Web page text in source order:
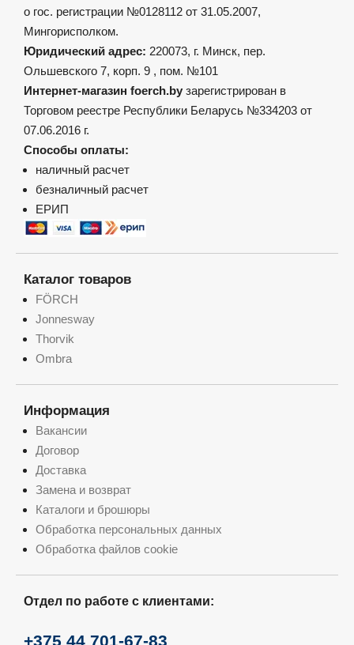
о гос. регистрации №0128112 от 31.05.2007,
Мингорисполком.
Юридический адрес: 220073, г. Минск, пер.
Ольшевского 7, корп. 9 , пом. №101
Интернет-магазин foerch.by зарегистрирован в
Торговом реестре Республики Беларусь №334203 от
07.06.2016 г.
Способы оплаты:
наличный расчет
безналичный расчет
ЕРИП
Каталог товаров
FÖRCH
Jonnesway
Thorvik
Ombra
Информация
Вакансии
Договор
Доставка
Замена и возврат
Каталоги и брошюры
Обработка персональных данных
Обработка файлов cookie
Отдел по работе с клиентами:
+375 44 701-67-83